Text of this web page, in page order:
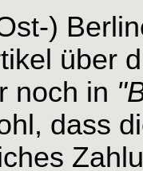
)
über
noch in
dass